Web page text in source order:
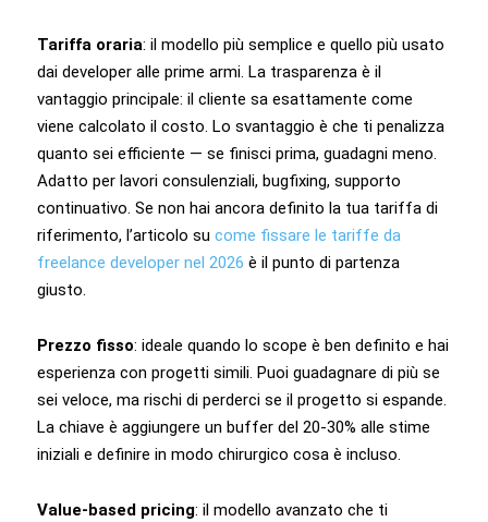
Tariffa oraria: il modello più semplice e quello più usato
dai developer alle prime armi. La trasparenza è il
vantaggio principale: il cliente sa esattamente come
viene calcolato il costo. Lo svantaggio è che ti penalizza
quanto sei efficiente — se finisci prima, guadagni meno.
Adatto per lavori consulenziali, bugfixing, supporto
continuativo. Se non hai ancora definito la tua tariffa di
riferimento, l’articolo su come fissare le tariffe da
freelance developer nel 2026 è il punto di partenza
giusto.
Prezzo fisso: ideale quando lo scope è ben definito e hai
esperienza con progetti simili. Puoi guadagnare di più se
sei veloce, ma rischi di perderci se il progetto si espande.
La chiave è aggiungere un buffer del 20-30% alle stime
iniziali e definire in modo chirurgico cosa è incluso.
Value-based pricing: il modello avanzato che ti